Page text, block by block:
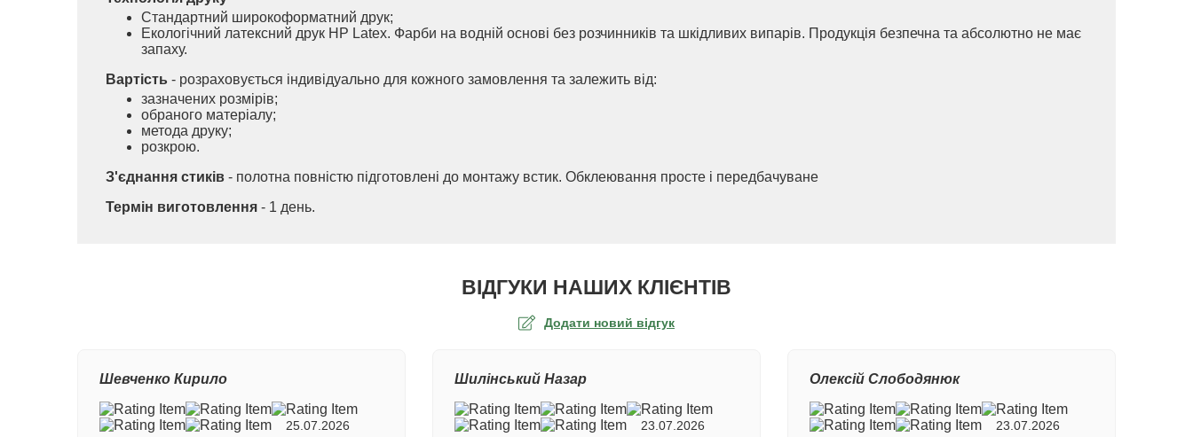
Стандартний широкоформатний друк;
Екологічний латексний друк HP Latex. Фарби на водній основі без розчинників та шкідливих випарів. Продукція безпечна та абсолютно не має
запаху.
Вартість - розраховується індивідуально для кожного замовлення та залежить від:
зазначених розмірів;
обраного матеріалу;
метода друку;
розкрою.
З'єднання стиків - полотна повністю підготовлені до монтажу встик. Обклеювання просте і передбачуване
Термін виготовлення - 1 день.
ВІДГУКИ НАШИХ КЛІЄНТІВ
Додати новий відгук
Ваша оцінка
Номер замовлення
Шевченко Кирило
25.07.2026
Шилінський Назар
23.07.2026
Олексій Слободянюк
23.07.2026